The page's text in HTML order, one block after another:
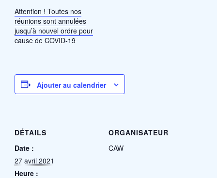
Attention ! Toutes nos
réunions sont annulées
jusqu’à nouvel ordre pour
cause de COVID-19
Ajouter au calendrier
DÉTAILS
Date :
27 avril 2021
Heure :
ORGANISATEUR
CAW